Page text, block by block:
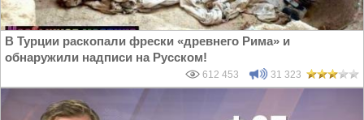
В Турции раскопали фрески «древнего Рима» и
обнаружили надписи на Русском!
612 453 31 323